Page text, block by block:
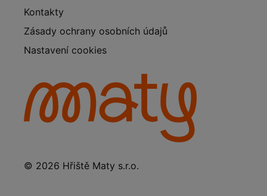
Kontakty
Zásady ochrany osobních údajů
Nastavení cookies
© 2026 Hřiště Maty s.r.o.